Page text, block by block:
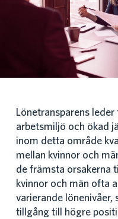
Lönetransparens
arbetsmiljö och ökad
inom detta område
mellan kvinnor och
de främsta orsakerna
kvinnor och män ofta
varierande lönenivåer,
tillgång till högre